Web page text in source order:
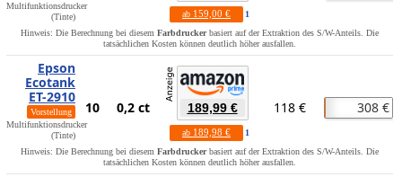
Multifunktionsdrucker
(Tinte)
ab 159,00 € 1
Hinweis: Die Berechnung bei diesem Farbdruckerbasiert auf der Extraktion des S/W-Anteils. Die
tatsächlichen Kosten können deutlich höher ausfallen.
Epson
Ecotank
ET-2910
Vorstellung
Multifunktionsdrucker
(Tinte)
10 0,2 ct 189,99 €
ab 189,98 € 1
118 € 308 €
Hinweis: Die Berechnung bei diesem Farbdruckerbasiert auf der Extraktion des S/W-Anteils. Die
tatsächlichen Kosten können deutlich höher ausfallen.